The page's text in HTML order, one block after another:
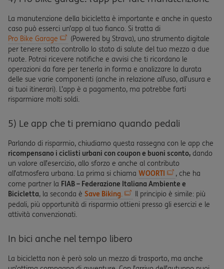
La manutenzione della bicicletta è importante e anche in questo
caso può esserci un’app al tuo fianco. Si tratta di
Pro Bike Garage
(Powered by Strava), uno strumento digitale
per tenere sotto controllo lo stato di salute del tuo mezzo a due
ruote. Potrai ricevere notifiche e avvisi che ti ricordano le
operazioni da fare per tenerla in forma e analizzare la durata
delle sue varie componenti (anche in relazione all’uso, all’usura e
ai tuoi itinerari). L’app è a pagamento, ma potrebbe farti
risparmiare molti soldi.
5) Le app che ti premiano quando pedali
Parlando di risparmio, chiudiamo questa rassegna con le app che
ricompensano i ciclisti urbani con coupon e buoni sconto, dando
un valore all’esercizio, allo sforzo e anche al contributo
all’atmosfera urbana. La prima si chiama WOORTI
, che ha
come partner la FIAB – Federazione Italiana Ambiente e
Bicicletta, la seconda è Save Biking.
Il principio è simile: più
pedali, più opportunità di risparmio ottieni presso gli esercizi e le
attività convenzionati.
In bici anche nel tempo libero
La bicicletta non è però solo un mezzo di trasporto, ma anche